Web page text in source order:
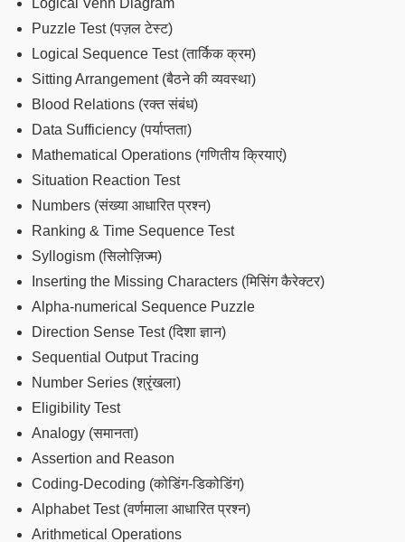
Puzzle Test (पज़ल टेस्ट)
Logical Sequence Test (तार्किक क्रम)
Sitting Arrangement (बैठने की व्यवस्था)
Blood Relations (रक्त संबंध)
Data Sufficiency (पर्याप्तता)
Mathematical Operations (गणितीय क्रियाएं)
Situation Reaction Test
Numbers (संख्या आधारित प्रश्न)
Ranking & Time Sequence Test
Syllogism (सिलोज़िज्म)
Inserting the Missing Characters (मिसिंग कैरेक्टर)
Alpha-numerical Sequence Puzzle
Direction Sense Test (दिशा ज्ञान)
Sequential Output Tracing
Number Series (श्रृंखला)
Eligibility Test
Analogy (समानता)
Assertion and Reason
Coding-Decoding (कोडिंग-डिकोडिंग)
Alphabet Test (वर्णमाला आधारित प्रश्न)
Arithmetical Operations